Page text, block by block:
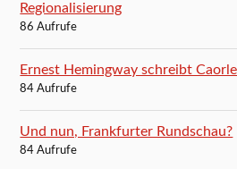
Regionalisierung
86 Aufrufe
Ernest Hemingway schreibt
84 Aufrufe
Und nun, Frankfurter Rundschau?
84 Aufrufe